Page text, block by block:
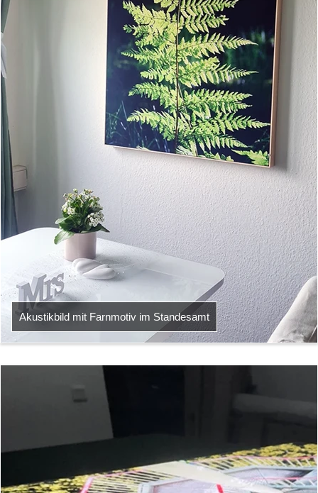
Akustikbild mit Farnmotiv im Standesamt